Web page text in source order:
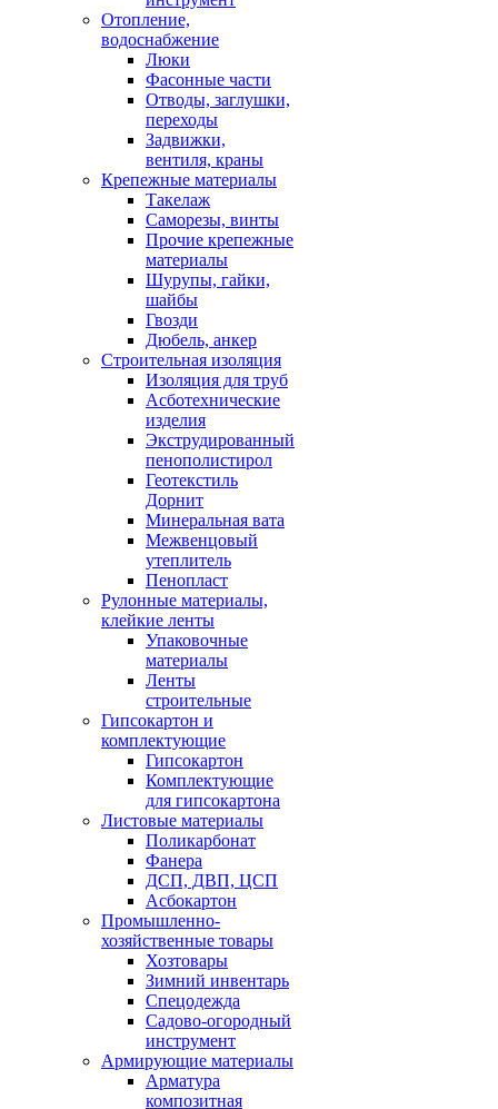
Отопление,
водоснабжение
Люки
Фасонные части
Отводы, заглушки,
переходы
Задвижки,
вентиля, краны
Крепежные материалы
Такелаж
Саморезы, винты
Прочие крепежные
материалы
Шурупы, гайки,
шайбы
Гвозди
Дюбель, анкер
Строительная изоляция
Изоляция для труб
Асботехнические
изделия
Экструдированный
пенополистирол
Геотекстиль
Дорнит
Минеральная вата
Межвенцовый
утеплитель
Пенопласт
Рулонные материалы,
клейкие ленты
Упаковочные
материалы
Ленты
строительные
Гипсокартон и
комплектующие
Гипсокартон
Комплектующие
для гипсокартона
Листовые материалы
Поликарбонат
Фанера
ДСП, ДВП, ЦСП
Асбокартон
Промышленно-
хозяйственные товары
Хозтовары
Зимний инвентарь
Спецодежда
Садово-огородный
инструмент
Армирующие материалы
Арматура
композитная